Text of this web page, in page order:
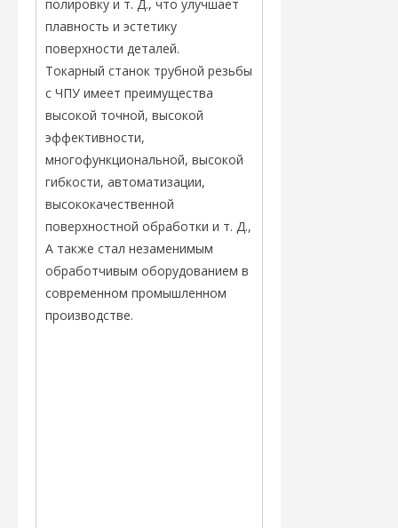
полировку и т. Д., что улучшает
плавность и эстетику
поверхности деталей.
Токарный станок трубной резьбы
с ЧПУ имеет преимущества
высокой точной, высокой
эффективности,
многофункциональной, высокой
гибкости, автоматизации,
высококачественной
поверхностной обработки и т. Д.,
А также стал незаменимым
обработчивым оборудованием в
современном промышленном
производстве.